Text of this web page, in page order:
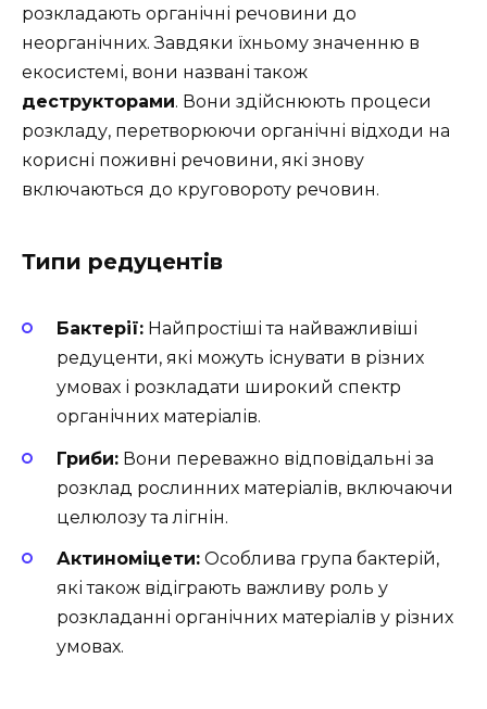
розкладають органічні речовини до
неорганічних. Завдяки їхньому значенню в
екосистемі, вони названі також
деструкторами. Вони здійснюють процеси
розкладу, перетворюючи органічні відходи на
корисні поживні речовини, які знову
включаються до круговороту речовин.
Типи редуцентів
Бактерії: Найпростіші та найважливіші
редуценти, які можуть існувати в різних
умовах і розкладати широкий спектр
органічних матеріалів.
Гриби: Вони переважно відповідальні за
розклад рослинних матеріалів, включаючи
целюлозу та лігнін.
Актиноміцети: Особлива група бактерій,
які також відіграють важливу роль у
розкладанні органічних матеріалів у різних
умовах.